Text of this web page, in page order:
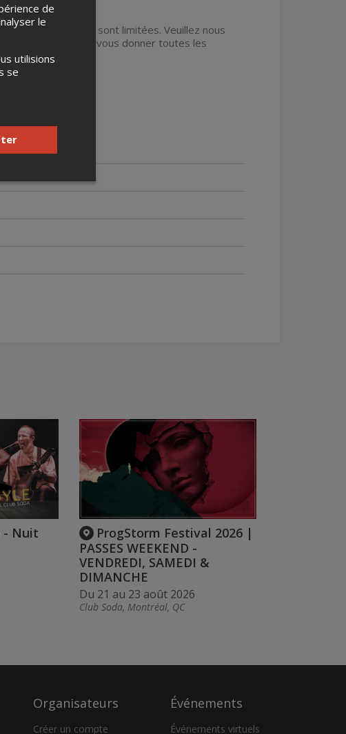
mobilités réduites sont limitées. Veuillez nous
pourra ainsi vous donner toutes les
- Nuit
ProgStorm Festival 2026 |
PASSES WEEKEND -
VENDREDI, SAMEDI &
DIMANCHE
Du 21 au 23 août 2026
Club Soda, Montréal, QC
Organisateurs
Créer un compte
Événements
Événements virtuels
de
le
utilisions
se